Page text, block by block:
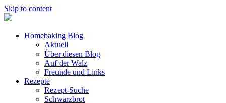
Skip to content
Homebaking Blog
Aktuell
Über diesen Blog
Auf der Walz
Freunde und Links
Rezepte
Rezept-Suche
Schwarzbrot